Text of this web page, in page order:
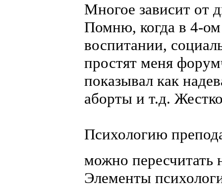
Многое зависит от
Помню, когда в 4-ом
воспитании,
простят меня
показывал как
аборты и т.д.
Психологию
можно
Элементы